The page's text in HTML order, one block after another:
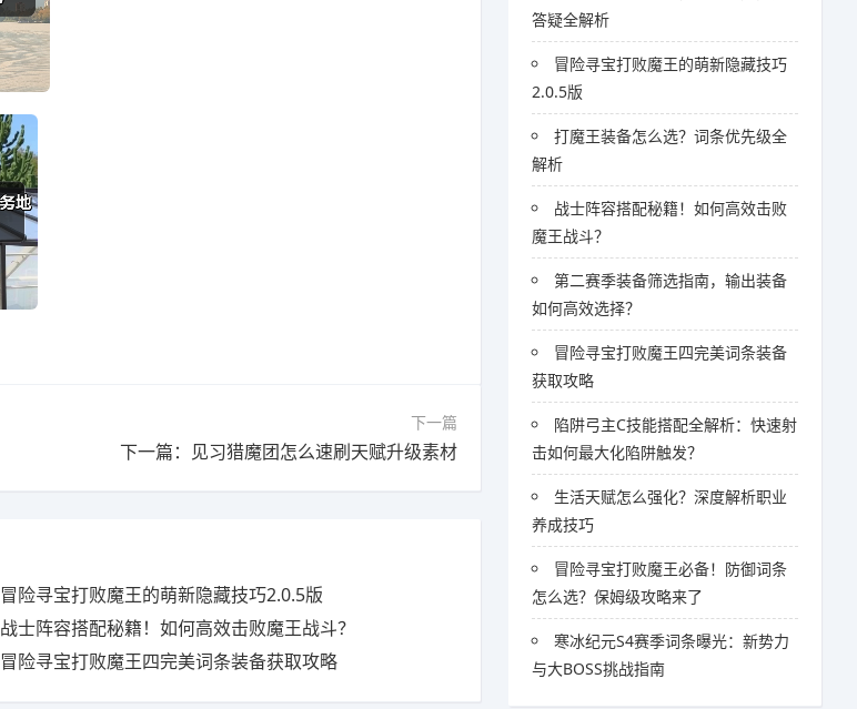
下一篇
下一篇：见习猎魔团怎么速刷天赋升级素材
冒险寻宝打败魔王的萌新隐藏技巧2.0.5版
战士阵容搭配秘籍！如何高效击败魔王战斗？
冒险寻宝打败魔王四完美词条装备获取攻略
答疑全解析
冒险寻宝打败魔王的萌新隐藏技巧
2.0.5版
打魔王装备怎么选？词条优先级全
解析
战士阵容搭配秘籍！如何高效击败
魔王战斗？
第二赛季装备筛选指南，输出装备
如何高效选择？
冒险寻宝打败魔王四完美词条装备
获取攻略
陷阱弓主C技能搭配全解析：快速射
击如何最大化陷阱触发？
生活天赋怎么强化？深度解析职业
养成技巧
冒险寻宝打败魔王必备！防御词条
怎么选？保姆级攻略来了
寒冰纪元S4赛季词条曝光：新势力
与大BOSS挑战指南